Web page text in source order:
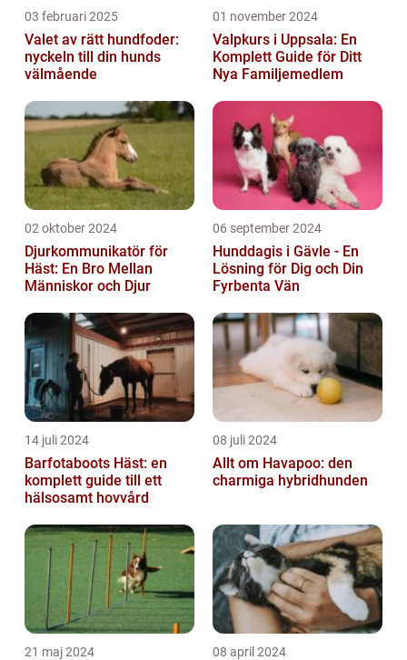
03 februari 2025
Valet av rätt hundfoder:
nyckeln till din hunds
välmående
01 november 2024
Valpkurs i Uppsala: En
Komplett Guide för Ditt
Nya Familjemedlem
02 oktober 2024
Djurkommunikatör för
Häst: En Bro Mellan
Människor och Djur
06 september 2024
Hunddagis i Gävle - En
Lösning för Dig och Din
Fyrbenta Vän
14 juli 2024
Barfotaboots Häst: en
komplett guide till ett
hälsosamt hovvård
08 juli 2024
Allt om Havapoo: den
charmiga hybridhunden
21 maj 2024 08 april 2024